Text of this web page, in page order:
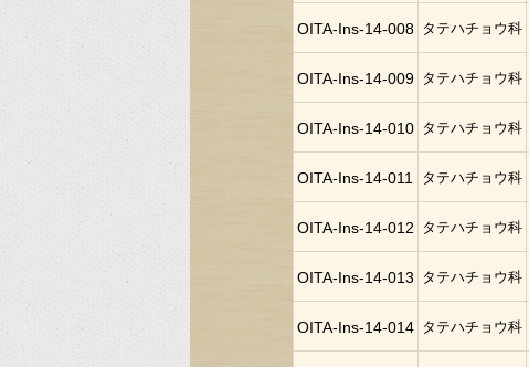
OITA-Ins-14-008 タテハチョウ科
OITA-Ins-14-009 タテハチョウ科
OITA-Ins-14-010 タテハチョウ科
OITA-Ins-14-011 タテハチョウ科
OITA-Ins-14-012 タテハチョウ科
OITA-Ins-14-013 タテハチョウ科
OITA-Ins-14-014 タテハチョウ科